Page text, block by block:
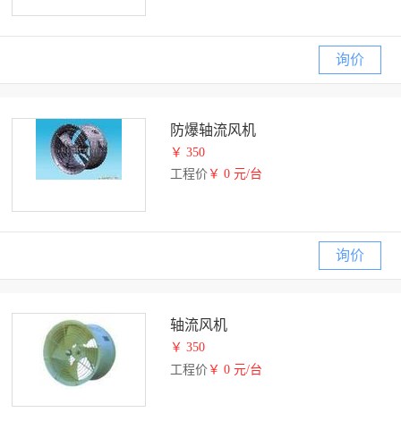
询价
防爆轴流风机
￥ 350
工程价 ￥ 0 元/台
询价
轴流风机
￥ 350
工程价 ￥ 0 元/台